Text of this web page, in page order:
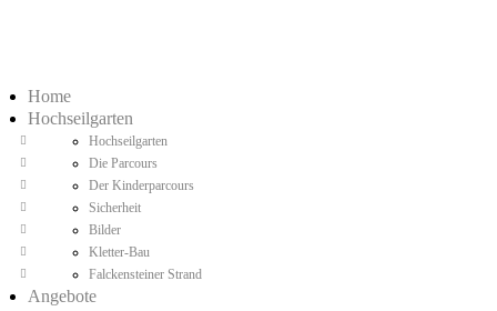
Home
Hochseilgarten
Hochseilgarten
Die Parcours
Der Kinderparcours
Sicherheit
Bilder
Kletter-Bau
Falckensteiner Strand
Angebote